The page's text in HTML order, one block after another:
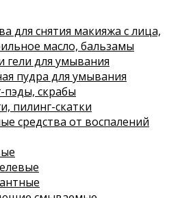
для снятия макияжа с лица,
масло, бальзамы
гели для умывания
пудра для умывания
пэды, скрабы
пилинг-скатки
средства от воспалений